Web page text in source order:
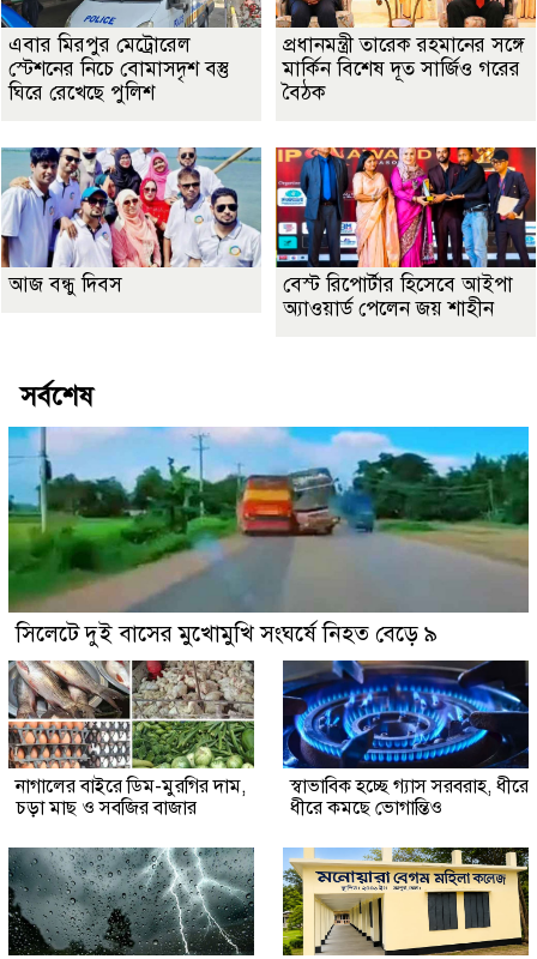
এবার মিরপুর মেট্রোরেল
স্টেশনের নিচে বোমাসদৃশ বস্তু
ঘিরে রেখেছে পুলিশ
প্রধানমন্ত্রী তারেক রহমানের সঙ্গে
মার্কিন বিশেষ দূত সার্জিও গরের
বৈঠক
আজ বন্ধু দিবস
বেস্ট রিপোর্টার হিসেবে আইপা
অ্যাওয়ার্ড পেলেন জয় শাহীন
সর্বশেষ
সিলেটে দুই বাসের মুখোমুখি সংঘর্ষে নিহত বেড়ে ৯
নাগালের বাইরে ডিম-মুরগির দাম,
চড়া মাছ ও সবজির বাজার
স্বাভাবিক হচ্ছে গ্যাস সরবরাহ, ধীরে
ধীরে কমছে ভোগান্তিও